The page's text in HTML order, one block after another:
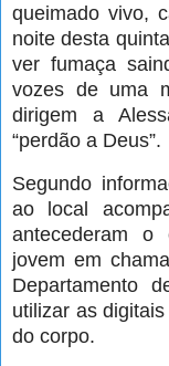
queimado vivo,
noite desta
ver fumaça
vozes de uma
dirigem a
“perdão a Deus”.
Segundo
ao local
antecederam o
jovem em
Departamento
utilizar as
do corpo.